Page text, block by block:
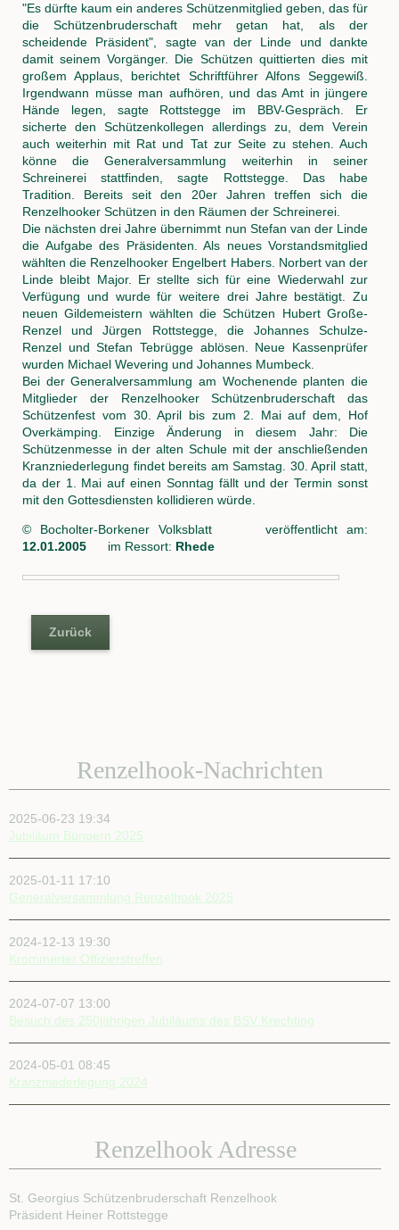
"Es dürfte kaum ein anderes Schützenmitglied geben, das für
die Schützenbruderschaft mehr getan hat, als der
scheidende Präsident", sagte van der Linde und dankte
damit seinem Vorgänger. Die Schützen quittierten dies mit
großem Applaus, berichtet Schriftführer Alfons Seggewiß.
Irgendwann müsse man aufhören, und das Amt in jüngere
Hände legen, sagte Rottstegge im BBV-Gespräch. Er
sicherte den Schützenkollegen allerdings zu, dem Verein
auch weiterhin mit Rat und Tat zur Seite zu stehen. Auch
könne die Generalversammlung weiterhin in seiner
Schreinerei stattfinden, sagte Rottstegge. Das habe
Tradition. Bereits seit den 20er Jahren treffen sich die
Renzelhooker Schützen in den Räumen der Schreinerei.
Die nächsten drei Jahre übernimmt nun Stefan van der Linde
die Aufgabe des Präsidenten. Als neues Vorstandsmitglied
wählten die Renzelhooker Engelbert Habers. Norbert van der
Linde bleibt Major. Er stellte sich für eine Wiederwahl zur
Verfügung und wurde für weitere drei Jahre bestätigt. Zu
neuen Gildemeistern wählten die Schützen Hubert Große-
Renzel und Jürgen Rottstegge, die Johannes Schulze-
Renzel und Stefan Tebrügge ablösen. Neue Kassenprüfer
wurden Michael Wevering und Johannes Mumbeck.
Bei der Generalversammlung am Wochenende planten die
Mitglieder der Renzelhooker Schützenbruderschaft das
Schützenfest vom 30. April bis zum 2. Mai auf dem, Hof
Overkämping. Einzige Änderung in diesem Jahr: Die
Schützenmesse in der alten Schule mit der anschließenden
Kranzniederlegung findet bereits am Samstag. 30. April statt,
da der 1. Mai auf einen Sonntag fällt und der Termin sonst
mit den Gottesdiensten kollidieren würde.
© Bocholter-Borkener Volksblatt veröffentlicht am:
12.01.2005 im Ressort: Rhede
Zurück
Renzelhook-Nachrichten
2025-06-23 19:34
Jubiläum Büngern 2025
2025-01-11 17:10
Generalversammlung Renzelhook 2025
2024-12-13 19:30
Krommerter Offizierstreffen
2024-07-07 13:00
Besuch des 250jährigen Jubiläums des BSV Krechting
2024-05-01 08:45
Kranzniederlegung 2024
Renzelhook Adresse
St. Georgius Schützenbruderschaft Renzelhook
Präsident Heiner Rottstegge